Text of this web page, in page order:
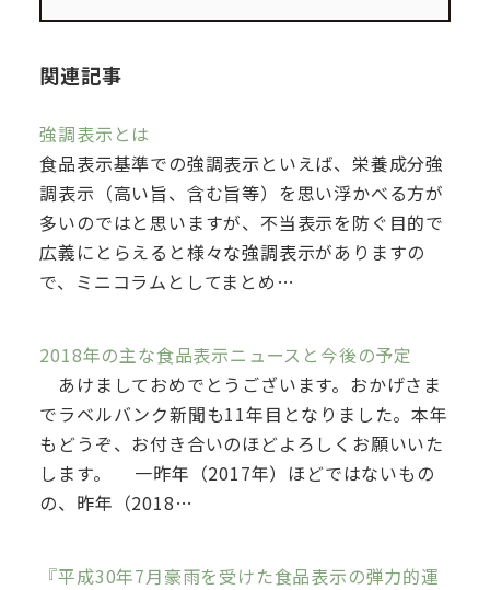
関連記事
強調表示とは
食品表示基準での強調表示といえば、栄養成分強
調表示（高い旨、含む旨等）を思い浮かべる方が
多いのではと思いますが、不当表示を防ぐ目的で
広義にとらえると様々な強調表示がありますの
で、ミニコラムとしてまとめ…
2018年の主な食品表示ニュースと今後の予定
あけましておめでとうございます。おかげさま
でラベルバンク新聞も11年目となりました。本年
もどうぞ、お付き合いのほどよろしくお願いいた
します。 一昨年（2017年）ほどではないもの
の、昨年（2018…
『平成30年7月豪雨を受けた食品表示の弾力的運